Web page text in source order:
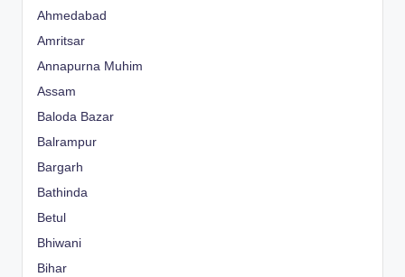
Ahmedabad
Amritsar
Annapurna Muhim
Assam
Baloda Bazar
Balrampur
Bargarh
Bathinda
Betul
Bhiwani
Bihar